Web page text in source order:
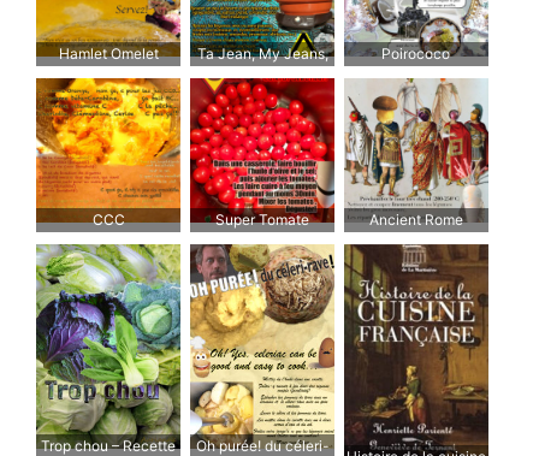
Hamlet Omelet
Ta Jean, My Jeans,
Mon Gin
Poirococo
CCC Super Tomate
Ancient Rome
Vegetables
Trop chou – Recette
Oh purée! du céleri-